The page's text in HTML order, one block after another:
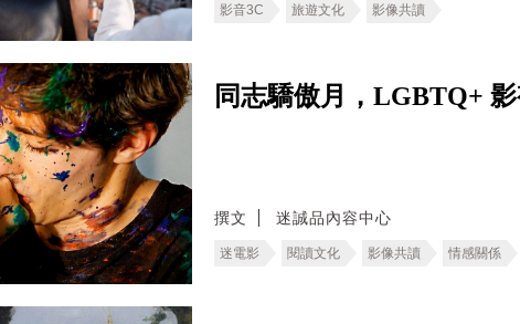
影音3C 旅遊文化 影像共讀
同志驕傲月，LGBTQ+
撰文 迷誠品內容中心
迷電影 閱讀文化 影像共讀 情感關係